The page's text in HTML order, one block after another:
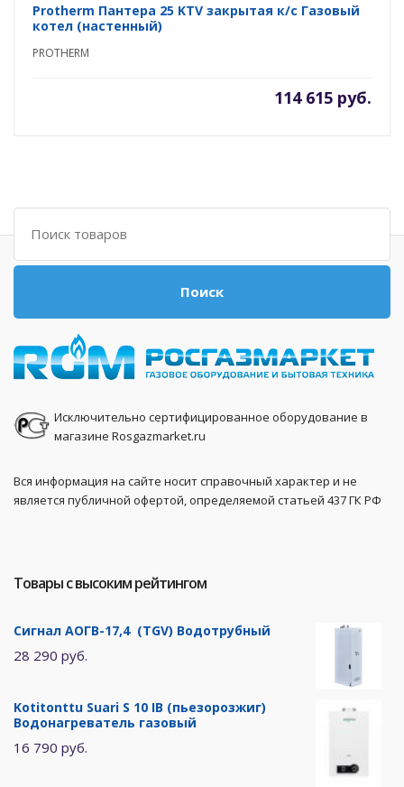
Protherm Пантера 25 KTV закрытая к/с Газовый
котел (настенный)
PROTHERM
114 615 руб.
Поиск
Поиск
Исключительно сертифицированное оборудование в
магазине Rosgazmarket.ru
Вся информация на сайте носит справочный характер и не
является публичной офертой, определяемой статьей 437 ГК РФ
Товары с высоким рейтингом
Сигнал АОГВ-17,4 (TGV) Водотрубный
28 290 руб.
Kotitonttu Suari S 10 IB (пьезорозжиг)
Водонагреватель газовый
16 790 руб.